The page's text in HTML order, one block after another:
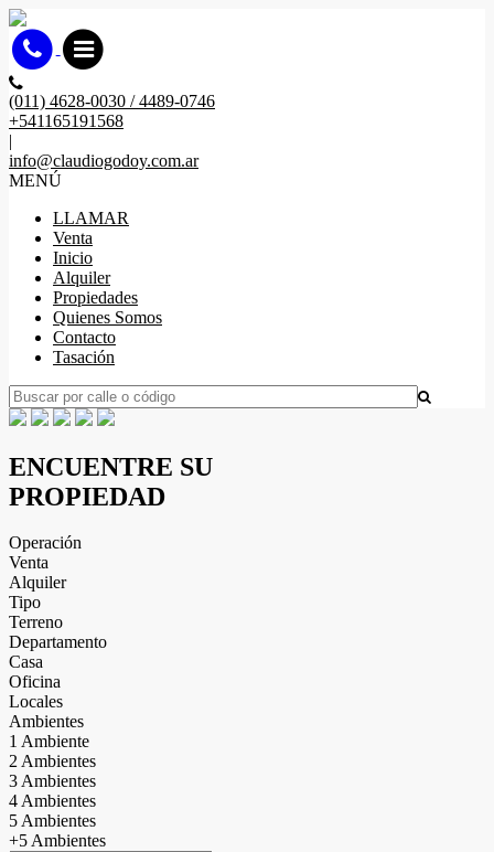
(011) 4628-0030 / 4489-0746
+541165191568
|
info@claudiogodoy.com.ar
MENÚ
LLAMAR
Venta
Inicio
Alquiler
Propiedades
Quienes Somos
Contacto
Tasación
ENCUENTRE SU
PROPIEDAD
Operación
Venta
Alquiler
Tipo
Terreno
Departamento
Casa
Oficina
Locales
Ambientes
1 Ambiente
2 Ambientes
3 Ambientes
4 Ambientes
5 Ambientes
+5 Ambientes